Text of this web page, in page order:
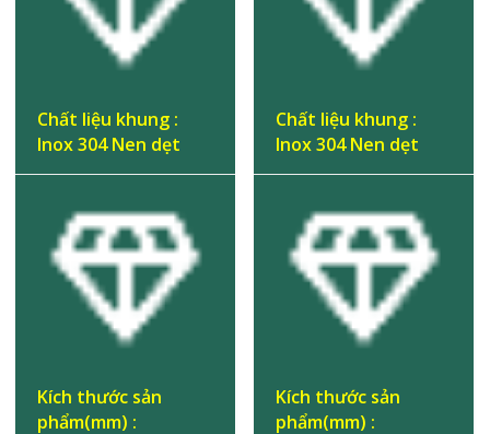
Chất liệu khung :
Inox 304 Nen dẹt
Kích thước sản
phẩm(mm) :
Chất liệu khung :
Inox 304 Nen dẹt
Kích thước sản
phẩm(mm) :